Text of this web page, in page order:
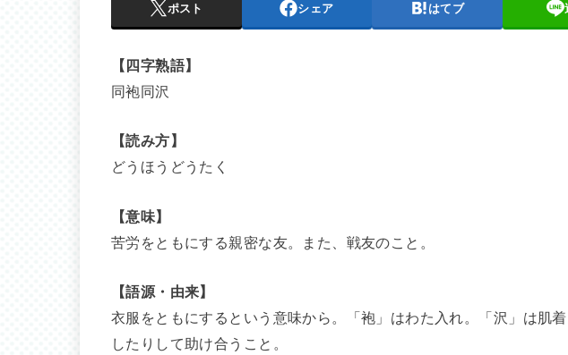
ポスト シェア はてブ
【四字熟語】
同袍同沢
【読み方】
どうほうどうたく
【意味】
苦労をともにする親密な友。また、戦友のこと。
【語源・由来】
衣服をともにするという意味から。「袍」はわた入れ。「沢」は肌
したりして助け合うこと。